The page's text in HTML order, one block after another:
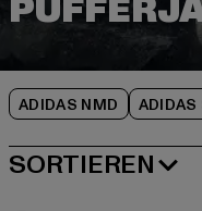
ADIDAS NMD
SORTIEREN
BELIEBTESTE